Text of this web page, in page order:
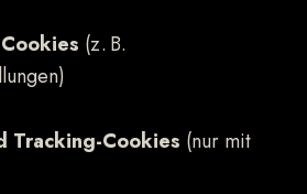
(z. B.
Tracking-Cookies (nur mit